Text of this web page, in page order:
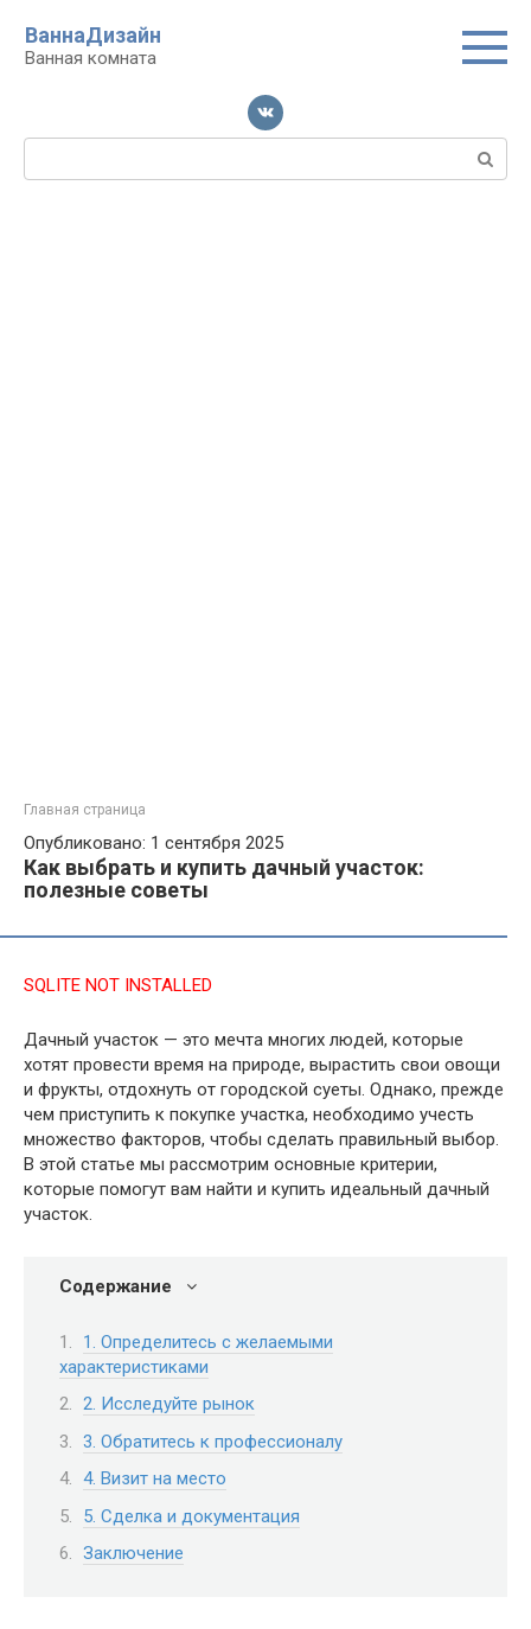
контенту
ВаннаДизайн
Ванная комната
Поиск:
Главная страница
Опубликовано: 1 сентября 2025
Как выбрать и купить дачный участок:
полезные советы
SQLITE NOT INSTALLED
Дачный участок — это мечта многих людей, которые
хотят провести время на природе, вырастить свои овощи
и фрукты, отдохнуть от городской суеты. Однако, прежде
чем приступить к покупке участка, необходимо учесть
множество факторов, чтобы сделать правильный выбор.
В этой статье мы рассмотрим основные критерии,
которые помогут вам найти и купить идеальный дачный
участок.
Содержание
1. Определитесь с желаемыми
характеристиками
2. Исследуйте рынок
3. Обратитесь к профессионалу
4. Визит на место
5. Сделка и документация
Заключение